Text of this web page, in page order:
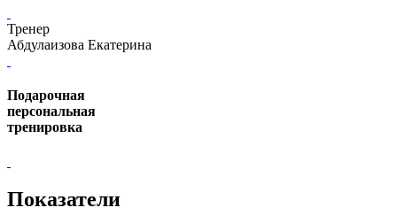
Тренер
Абдулаизова Екатерина
Подарочная
персональная
тренировка
Показатели